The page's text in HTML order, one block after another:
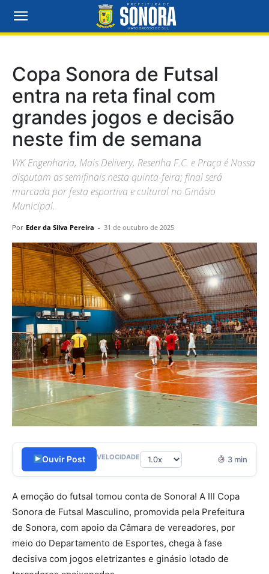
Copa Sonora de Futsal
entra na reta final com
grandes jogos e decisão
neste fim de semana
WK Engenharia, Mais Delivery, Resenha F.C. e Praça é Nossa
disputam as semifinais nesta quinta-feira; final será
marcada por festa esportiva e cultural no Ginásio
Municipal.
Por Eder da Silva Pereira - 31 de outubro de 2025
Ouvir Post VELOCIDADE 3 min
A emoção do futsal tomou conta de Sonora! A III Copa
Sonora de Futsal Masculino, promovida pela Prefeitura
de Sonora, com apoio da Câmara de vereadores, por
meio do Departamento de Esportes, chega à fase
decisiva com jogos eletrizantes e ginásio lotado de